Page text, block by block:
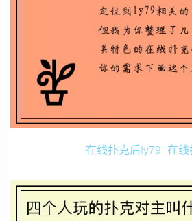
在线扑克后ly79-在线